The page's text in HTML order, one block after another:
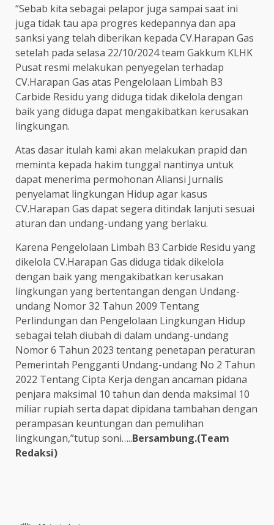
“Sebab kita sebagai pelapor juga sampai saat ini
juga tidak tau apa progres kedepannya dan apa
sanksi yang telah diberikan kepada CV.Harapan Gas
setelah pada selasa 22/10/2024 team Gakkum KLHK
Pusat resmi melakukan penyegelan terhadap
CV.Harapan Gas atas Pengelolaan Limbah B3
Carbide Residu yang diduga tidak dikelola dengan
baik yang diduga dapat mengakibatkan kerusakan
lingkungan.
Atas dasar itulah kami akan melakukan prapid dan
meminta kepada hakim tunggal nantinya untuk
dapat menerima permohonan Aliansi Jurnalis
penyelamat lingkungan Hidup agar kasus
CV.Harapan Gas dapat segera ditindak lanjuti sesuai
aturan dan undang-undang yang berlaku.
Karena Pengelolaan Limbah B3 Carbide Residu yang
dikelola CV.Harapan Gas diduga tidak dikelola
dengan baik yang mengakibatkan kerusakan
lingkungan yang bertentangan dengan Undang-
undang Nomor 32 Tahun 2009 Tentang
Perlindungan dan Pengelolaan Lingkungan Hidup
sebagai telah diubah di dalam undang-undang
Nomor 6 Tahun 2023 tentang penetapan peraturan
Pemerintah Pengganti Undang-undang No 2 Tahun
2022 Tentang Cipta Kerja dengan ancaman pidana
penjara maksimal 10 tahun dan denda maksimal 10
miliar rupiah serta dapat dipidana tambahan dengan
perampasan keuntungan dan pemulihan
lingkungan,”tutup soni…..Bersambung.(Team
Redaksi)